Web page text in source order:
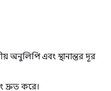
অনুলিপি এবং স্থানান্তর দূর
দ্রুত করে।